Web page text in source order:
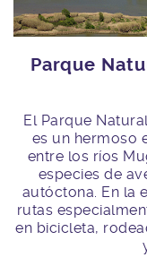
Parque
El Parque
es un hermoso
entre los ríos
especies de
autóctona. En la
rutas
en bicicleta,